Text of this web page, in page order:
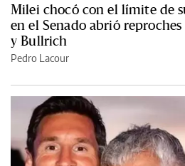
Milei chocó con el límite de
en el Senado abrió
y Bullrich
Pedro Lacour